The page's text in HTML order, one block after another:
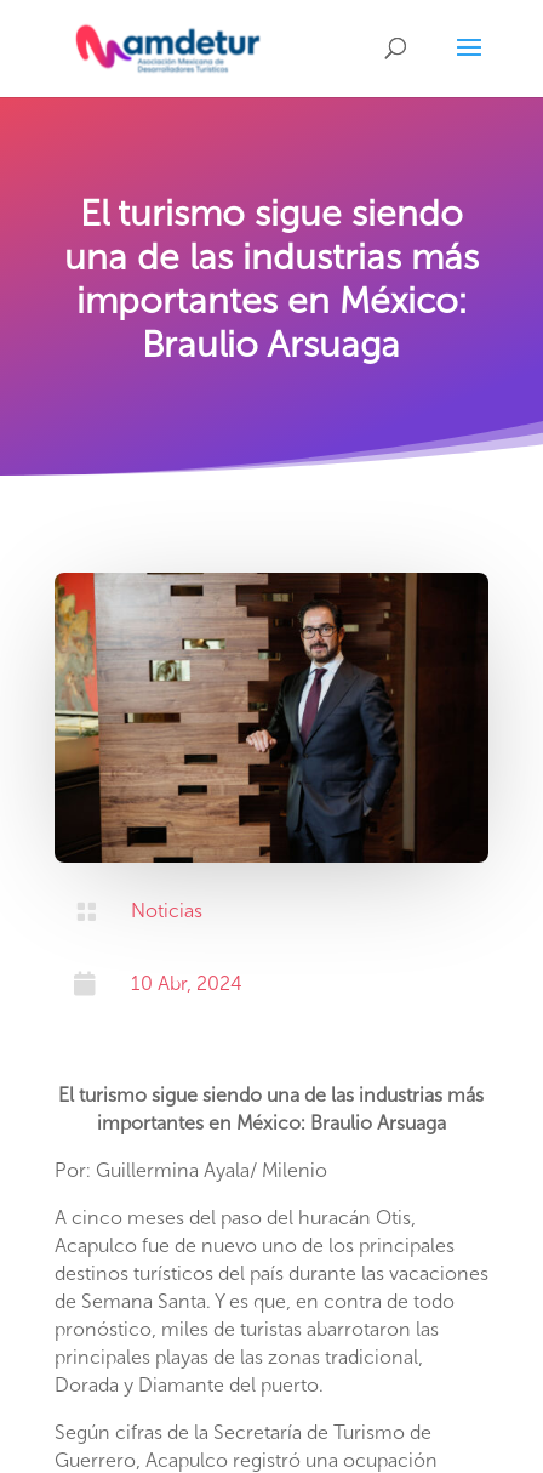
El turismo sigue siendo
una de las industrias más
importantes en México:
Braulio Arsuaga
 Noticias
 10 Abr, 2024
El turismo sigue siendo una de las industrias más
importantes en México: Braulio Arsuaga
Por: Guillermina Ayala/ Milenio
A cinco meses del paso del huracán Otis,
Acapulco fue de nuevo uno de los principales
destinos turísticos del país durante las vacaciones
de Semana Santa. Y es que, en contra de todo
pronóstico, miles de turistas abarrotaron las
principales playas de las zonas tradicional,
Dorada y Diamante del puerto.
Según cifras de la Secretaría de Turismo de
Guerrero, Acapulco registró una ocupación